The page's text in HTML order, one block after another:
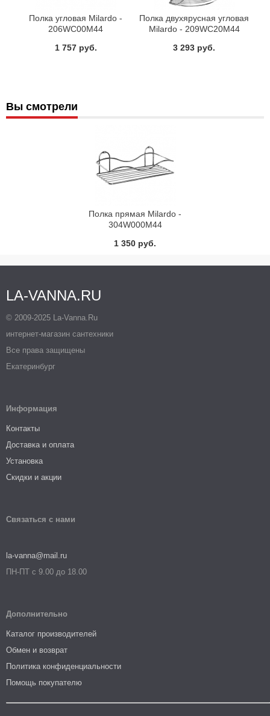
Полка угловая Milardo -
206WC00M44
1 757 руб.
Полка двухярусная угловая
Milardo - 209WC20M44
3 293 руб.
Вы смотрели
Полка прямая Milardo -
304W000M44
1 350 руб.
LA-VANNA.RU
© 2009-2025 La-Vanna.Ru
интернет-магазин сантехники
Все права защищены
Екатеринбург
Информация
Контакты
Доставка и оплата
Установка
Скидки и акции
Связаться с нами
la-vanna@mail.ru
ПН-ПТ с 9.00 до 18.00
Дополнительно
Каталог производителей
Обмен и возврат
Политика конфиденциальности
Помощь покупателю